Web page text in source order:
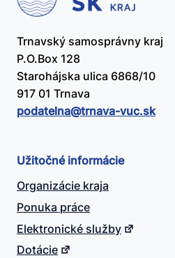
Trnavský samosprávny kraj
P.O.Box 128
Starohájska ulica 6868/10
917 01 Trnava
podatelna@​trnava-vuc.sk
Užitočné informácie
Organizácie kraja
Ponuka práce
Elektronické služby
Dotácie